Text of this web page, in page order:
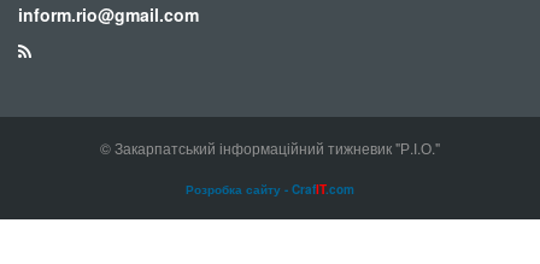
inform.rio@gmail.com
© Закарпатський інформаційний тижневик "Р.І.О."
Розробка сайту - CrafIT.com